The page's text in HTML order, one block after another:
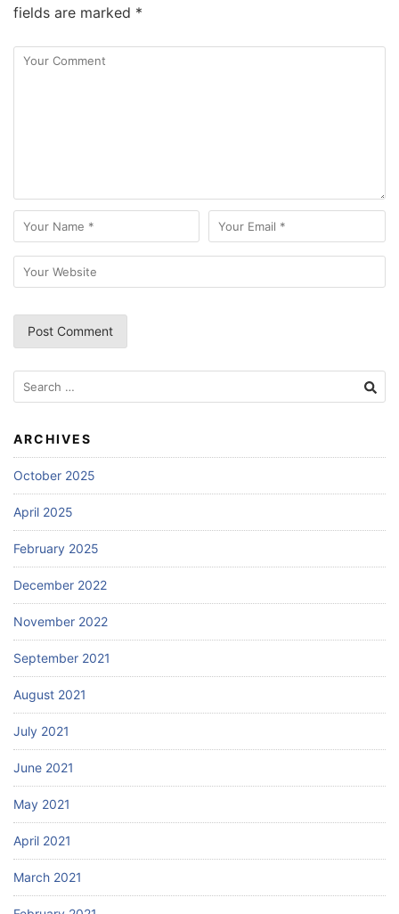
fields are marked *
Search
for:
ARCHIVES
October 2025
April 2025
February 2025
December 2022
November 2022
September 2021
August 2021
July 2021
June 2021
May 2021
April 2021
March 2021